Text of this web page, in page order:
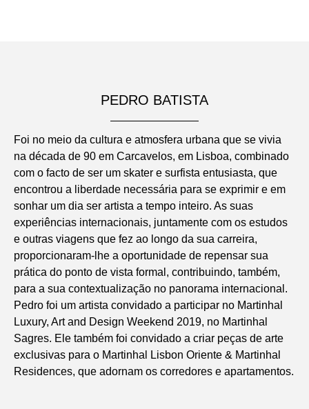
PEDRO BATISTA
Foi no meio da cultura e atmosfera urbana que se vivia
na década de 90 em Carcavelos, em Lisboa, combinado
com o facto de ser um skater e surfista entusiasta, que
encontrou a liberdade necessária para se exprimir e em
sonhar um dia ser artista a tempo inteiro. As suas
experiências internacionais, juntamente com os estudos
e outras viagens que fez ao longo da sua carreira,
proporcionaram-lhe a oportunidade de repensar sua
prática do ponto de vista formal, contribuindo, também,
para a sua contextualização no panorama internacional.
Pedro foi um artista convidado a participar no Martinhal
Luxury, Art and Design Weekend 2019, no Martinhal
Sagres. Ele também foi convidado a criar peças de arte
exclusivas para o Martinhal Lisbon Oriente & Martinhal
Residences, que adornam os corredores e apartamentos.